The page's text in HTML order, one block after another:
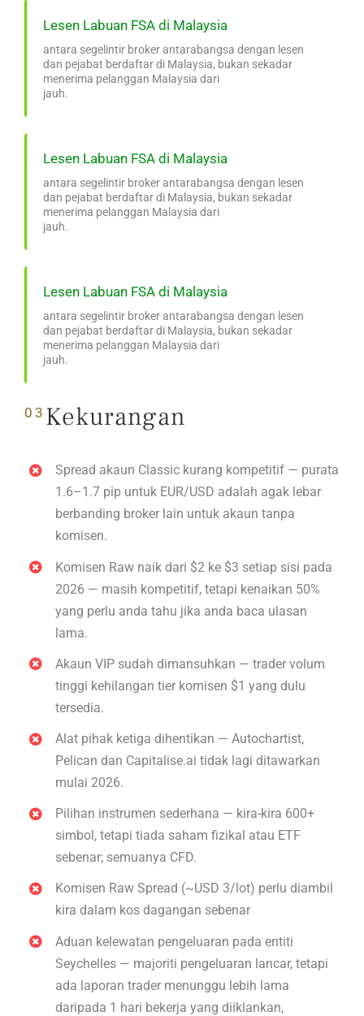
Lesen Labuan FSA di Malaysia
antara segelintir broker antarabangsa dengan lesen
dan pejabat berdaftar di Malaysia, bukan sekadar
menerima pelanggan Malaysia dari
jauh.
Lesen Labuan FSA di Malaysia
antara segelintir broker antarabangsa dengan lesen
dan pejabat berdaftar di Malaysia, bukan sekadar
menerima pelanggan Malaysia dari
jauh.
Lesen Labuan FSA di Malaysia
antara segelintir broker antarabangsa dengan lesen
dan pejabat berdaftar di Malaysia, bukan sekadar
menerima pelanggan Malaysia dari
jauh.
03 Kekurangan
Spread akaun Classic kurang kompetitif — purata
1.6–1.7 pip untuk EUR/USD adalah agak lebar
berbanding broker lain untuk akaun tanpa
komisen.
Komisen Raw naik dari $2 ke $3 setiap sisi pada
2026 — masih kompetitif, tetapi kenaikan 50%
yang perlu anda tahu jika anda baca ulasan
lama.
Akaun VIP sudah dimansuhkan — trader volum
tinggi kehilangan tier komisen $1 yang dulu
tersedia.
Alat pihak ketiga dihentikan — Autochartist,
Pelican dan Capitalise.ai tidak lagi ditawarkan
mulai 2026.
Pilihan instrumen sederhana — kira-kira 600+
simbol, tetapi tiada saham fizikal atau ETF
sebenar; semuanya CFD.
Komisen Raw Spread (~USD 3/lot) perlu diambil
kira dalam kos dagangan sebenar
Aduan kelewatan pengeluaran pada entiti
Seychelles — majoriti pengeluaran lancar, tetapi
ada laporan trader menunggu lebih lama
daripada 1 hari bekerja yang diiklankan,